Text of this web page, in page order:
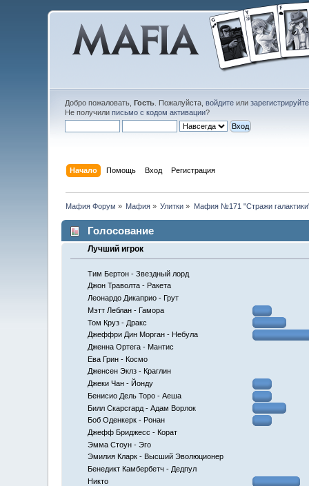
Добро пожаловать, Гость. Пожалуйста, войдитеили
Не получили письмо с кодом активации?
Начало Помощь Вход Регистрация
Мафия Форум » Мафия » Улитки » Мафия №171 "Стражи
Голосование
Лучший игрок
Тим Бертон - Звездный лорд
Джон Траволта - Ракета
Леонардо Дикаприо - Грут
Мэтт Леблан - Гамора
Том Круз - Дракс
Джеффри Дин Морган - Небула
Дженна Ортега - Мантис
Ева Грин - Космо
Дженсен Эклз - Краглин
Джеки Чан - Йонду
Бенисио Дель Торо - Аеша
Билл Скарсгард - Адам Ворлок
Боб Оденкерк - Ронан
Джефф Бриджесс - Корат
Эмма Стоун - Эго
Эмилия Кларк - Высший Эволюционер
Бенедикт Камбербетч - Дедпул
Никто